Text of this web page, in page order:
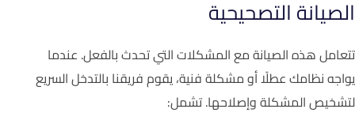
الصيانة التصحيحية
تتعامل هذه الصيانة مع المشكلات التي تحدث بالفعل. عندما
يواجه نظامك عطلًا أو مشكلة فنية، يقوم فريقنا بالتدخل السريع
لتشخيص المشكلة وإصلاحها. تشمل: